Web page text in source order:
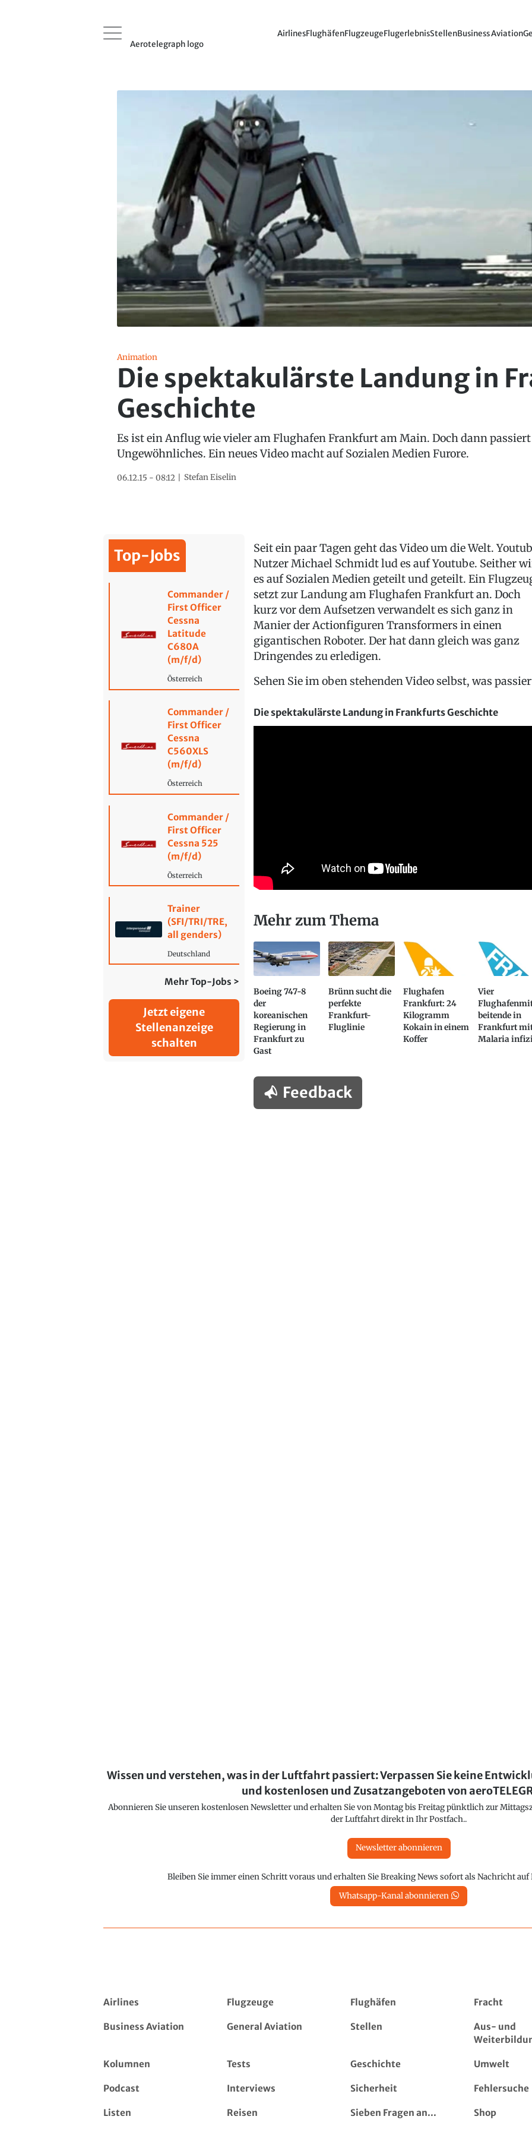
Aerotelegraph logo
AirlinesFlughäfenFlugzeugeFlugerlebnisStellenBusiness Aviation
Animation
Die spektakulärste Landung in
Geschichte
Es ist ein Anflug wie vieler am Flughafen Frankfurt am Main. Doch dann
Ungewöhnliches. Ein neues Video macht auf Sozialen Medien Furore.
06.12.15 - 08:12 Stefan Eiselin
Top-Jobs
Commander /
First Officer
Cessna
Latitude
C680A
(m/f/d)
Österreich
Commander /
First Officer
Cessna
C560XLS
(m/f/d)
Österreich
Commander /
First Officer
Cessna 525
(m/f/d)
Österreich
Trainer
(SFI/TRI/TRE,
all genders)
Deutschland
Mehr Top-Jobs >
Jetzt eigene
Stellenanzeige
schalten
Seit ein paar Tagen geht das Video um die Welt.
Nutzer Michael Schmidt lud es auf Youtube. Seither
es auf Sozialen Medien geteilt und geteilt. Ein
setzt zur Landung am Flughafen Frankfurt an. Doch
kurz vor dem Aufsetzen verwandelt es sich ganz in
Manier der Actionfiguren Transformers in einen
gigantischen Roboter. Der hat dann gleich was ganz
Dringendes zu erledigen.
Sehen Sie im oben stehenden Video selbst, was
Die spektakulärste Landung in Frankfurts Geschichte
Mehr zum Thema
Boeing 747-8
der
koreanischen
Regierung in
Frankfurt zu
Gast
Brünn sucht die
perfekte
Frankfurt-
Fluglinie
Flughafen
Frankfurt: 24
Kilogramm
Kokain in einem
Koffer
Vier
beitende in
Frankfurt
Malaria
Feedback
Wissen und verstehen, was in der Luftfahrt passiert: Verpassen Sie keine
und kostenlosen und Zusatzangeboten von
Abonnieren Sie unseren kostenlosen Newsletter und erhalten Sie von Montag bis Freitag pünktlich zur
der Luftfahrt direkt in Ihr Postfach..
Newsletter abonnieren
Bleiben Sie immer einen Schritt voraus und erhalten Sie Breaking News sofort als Nachricht
Whatsapp-Kanal abonnieren
Airlines Flugzeuge Flughäfen Fracht
Business Aviation General Aviation Stellen
Aus- und
Kolumnen Tests Geschichte Umwelt
Podcast Interviews Sicherheit Fehlersuche
Listen Reisen Sieben Fragen an... Shop